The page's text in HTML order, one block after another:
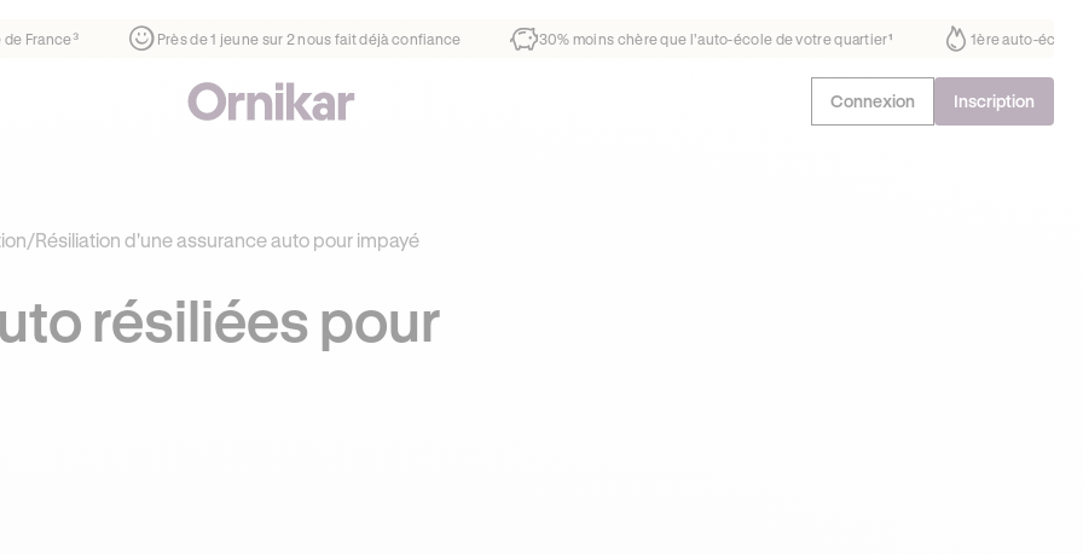
¹ 1ère auto-école de France³ Près de 1 jeune sur 2 nous fait déjà confiance 30% moins chère que l’auto-école de votre quartier
Connexion Inscription
/Résiliation d'une assurance auto pour impayé
résiliées pour